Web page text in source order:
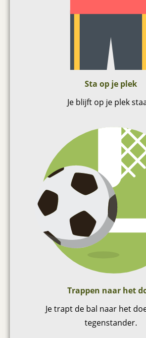
Sta op je plek
Je blijft op je plek
Trappen naar het
Je trapt de bal naar het
tegenstander.